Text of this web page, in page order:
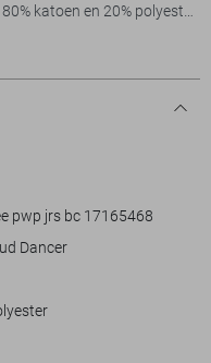
katoen en 20% polyester,
de zomerse maanden. De
luchtige uitstraling geven.
een tijdloze charme toe die
pasvorm is dit Pieces T-
met een lichte jeans of
De normale lengte maakt
outfits te integreren. Of je
pwp jrs bc 17165468
Dancer